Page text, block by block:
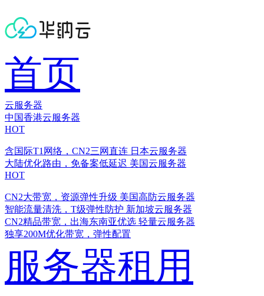
首页
云服务器
中国香港云服务器
HOT
含国际T1网络，CN2三网直连 日本云服务器
大陆优化路由，免备案低延迟 美国云服务器
HOT
CN2大带宽，资源弹性升级 美国高防云服务器
智能流量清洗，T级弹性防护 新加坡云服务器
CN2精品带宽，出海东南亚优选 轻量云服务器
独享200M优化带宽，弹性配置
服务器租用